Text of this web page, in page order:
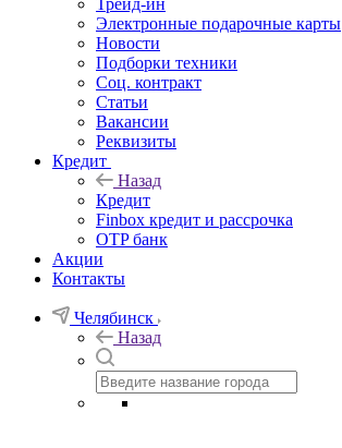
Трейд-ин
Электронные подарочные карты
Новости
Подборки техники
Соц. контракт
Статьи
Вакансии
Реквизиты
Кредит
Назад
Кредит
Finbox кредит и рассрочка
OTP банк
Акции
Контакты
Челябинск
Назад